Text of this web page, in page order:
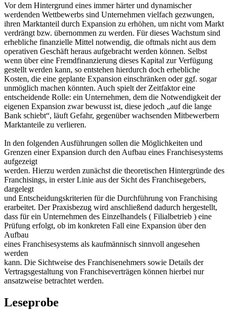
Vor dem Hintergrund eines immer härter und dynamischer
werdenden Wettbewerbs sind Unternehmen vielfach gezwungen,
ihren Marktanteil durch Expansion zu erhöhen, um nicht vom Markt
verdrängt bzw. übernommen zu werden. Für dieses Wachstum sind
erhebliche finanzielle Mittel notwendig, die oftmals nicht aus dem
operativen Geschäft heraus aufgebracht werden können. Selbst
wenn über eine Fremdfinanzierung dieses Kapital zur Verfügung
gestellt werden kann, so entstehen hierdurch doch erhebliche
Kosten, die eine geplante Expansion einschränken oder ggf. sogar
unmöglich machen könnten. Auch spielt der Zeitfaktor eine
entscheidende Rolle: ein Unternehmen, dem die Notwendigkeit der
eigenen Expansion zwar bewusst ist, diese jedoch „auf die lange
Bank schiebt“, läuft Gefahr, gegenüber wachsenden Mitbewerbern
Marktanteile zu verlieren.
In den folgenden Ausführungen sollen die Möglichkeiten und
Grenzen einer Expansion durch den Aufbau eines Franchisesystems
aufgezeigt
werden. Hierzu werden zunächst die theoretischen Hintergründe des
Franchisings, in erster Linie aus der Sicht des Franchisegebers,
dargelegt
und Entscheidungskriterien für die Durchführung von Franchising
erarbeitet. Der Praxisbezug wird anschließend dadurch hergestellt,
dass für ein Unternehmen des Einzelhandels ( Filialbetrieb ) eine
Prüfung erfolgt, ob im konkreten Fall eine Expansion über den
Aufbau
eines Franchisesystems als kaufmännisch sinnvoll angesehen
werden
kann. Die Sichtweise des Franchisenehmers sowie Details der
Vertragsgestaltung von Franchiseverträgen können hierbei nur
ansatzweise betrachtet werden.
Leseprobe